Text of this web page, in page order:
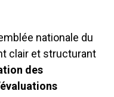
nationale du
clair et structurant
des